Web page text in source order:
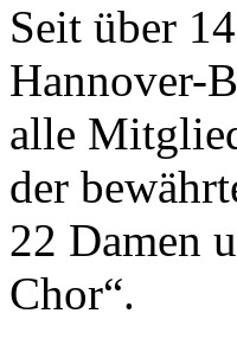
Seit über
Hannover-
alle
der
22 Damen
Chor“.